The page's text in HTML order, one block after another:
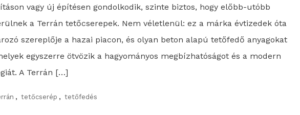
vagy új építésen gondolkodik, szinte biztos, hogy előbb-utóbb
a Terrán tetőcserepek. Nem véletlenül: ez a márka évtizedek óta
szereplője a hazai piacon, és olyan beton alapú tetőfedő anyagokat
egyszerre ötvözik a hagyományos megbízhatóságot és a modern
A Terrán […]
, tetőcserép , tetőfedés